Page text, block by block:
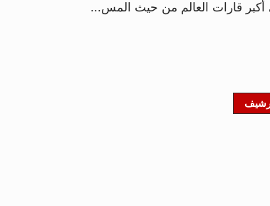
أكبر قارات العالم من حيث المس...